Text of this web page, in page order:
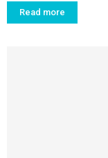
Read more